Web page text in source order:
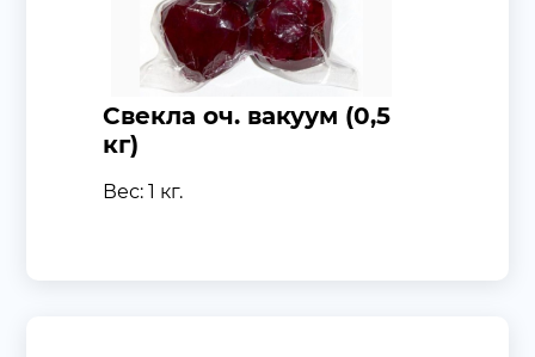
Свекла оч. вакуум (0,5
кг)
Вес: 1 кг.